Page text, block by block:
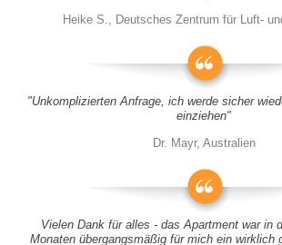
Heike S., Deutsches Zentrum für Luft-
"Unkomplizierten Anfrage, ich werde sicher
einziehen"
Dr. Mayr, Australien
Vielen Dank für alles - das Apartment war in
Monaten übergangsmäßig für mich ein wirklich